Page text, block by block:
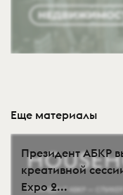
Еще материалы
Президент АБКР
креативной
Expo 2...